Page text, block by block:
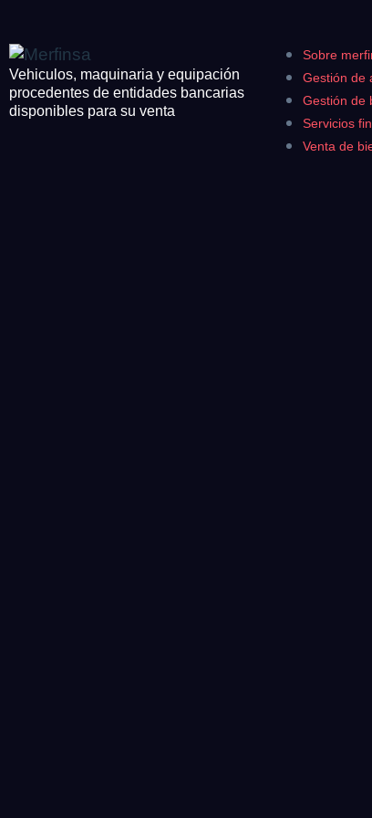
Vehiculos, maquinaria y equipación
procedentes de entidades bancarias
disponibles para su venta
Sobre
Gestión de
Gestión de
Servicios
Venta de
¿Cuánto es
Acepto
¿Cuánto es
Acepto la
Antes de enviar
926 25 08 86